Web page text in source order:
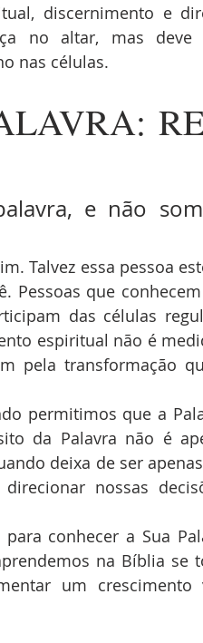
discernimento e
no altar, mas deve
nas células.
e não
Talvez essa pessoa
Pessoas que
das células
espiritual não é
pela transformação
permitimos que a
da Palavra não é
deixa de ser
nossas
conhecer a Sua
na Bíblia se
um